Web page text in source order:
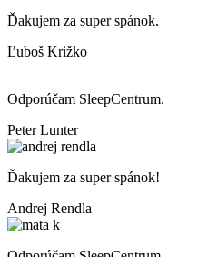
Ďakujem za super spánok.
Ľuboš Križko
Odporúčam SleepCentrum.
Peter Lunter
Ďakujem za super spánok!
Andrej Rendla